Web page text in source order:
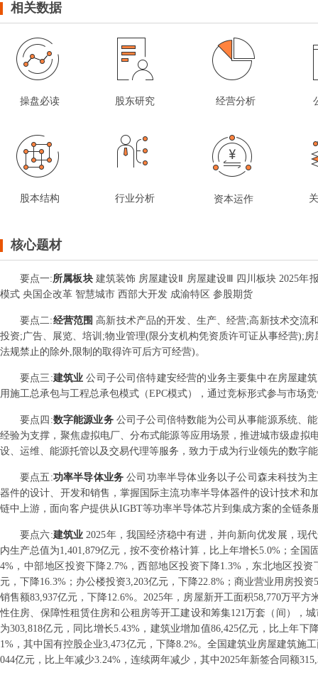
相关数据
操盘必读 股东研究 经营分析
股本结构 行业分析 资本运作
核心题材
要点一:所属板块 建筑装饰 房屋建设Ⅱ 房屋建设Ⅲ 四川板块 2025年
模式 央国企改革 智慧城市 西部大开发 成渝特区 参股期货
要点二:经营范围 高新技术产品的开发、生产、经营;高新技术交流
投资;广告、展览、培训;物业管理(限分支机构凭资质许可证从事经营);
法规禁止的除外,限制的取得许可后方可经营)。
要点三 :建筑业公司子公司倍特建安经营的业务主要集中在房屋建
用施工总承包与工程总承包模式（EPC模式），通过竞标形式参与市场
要点 四 :数字能源业务 公司子公司倍特数能为公司从事能源系统、
经验为支撑，聚焦虚拟电厂、分布式能源等应用场景，推进城市级虚
设、运维、能源托管以及交易代理等服务，致力于成为行业领先的数字
要点五 :功率半导体业务公司功率半导体业务以子公司森未科技为
器件的设计、开发和销售，掌握国际主流功率半导体器件的设计技术
链中上游，面向客户提供从IGBT等功率半导体芯片到集成方案的全链条
要点六:建筑业2025年，我国经济稳中有进，并向新向优发展，现
内生产总值为1,401,879亿元，按不变价格计算，比上年增长5.0%；全
4%，中部地区投资下降2.7%，西部地区投资下降1.3%，东北地区投
元，下降16.3%；办公楼投资3,203亿元，下降22.8%；商业营业用房投
销售额83,937亿元，下降12.6%。2025年，房屋新开工面积58,770万平
性住房、保障性租赁住房和公租房等开工建设和筹集121万套（间），
为303,818亿元，同比增长5.43%，建筑业增加值86,425亿元，比上年
1%，其中国有控股企业3,473亿元，下降8.2%。全国建筑业房屋建筑施
044亿元，比上年减少3.24%，连续两年减少，其中2025年新签合同额